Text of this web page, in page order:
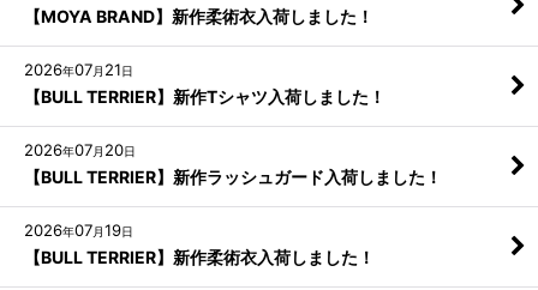
【MOYA BRAND】新作柔術衣入荷しました！
2026年07月 21日
【BULL TERRIER】新作Tシャツ入荷しました！
2026年07月 20日
【BULL TERRIER】新作ラッシュガード入荷しました！
2026年07月19日
【BULL TERRIER】新作柔術衣入荷しました！